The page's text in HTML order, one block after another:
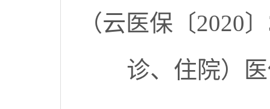
（云医保〔2020
诊、住院）